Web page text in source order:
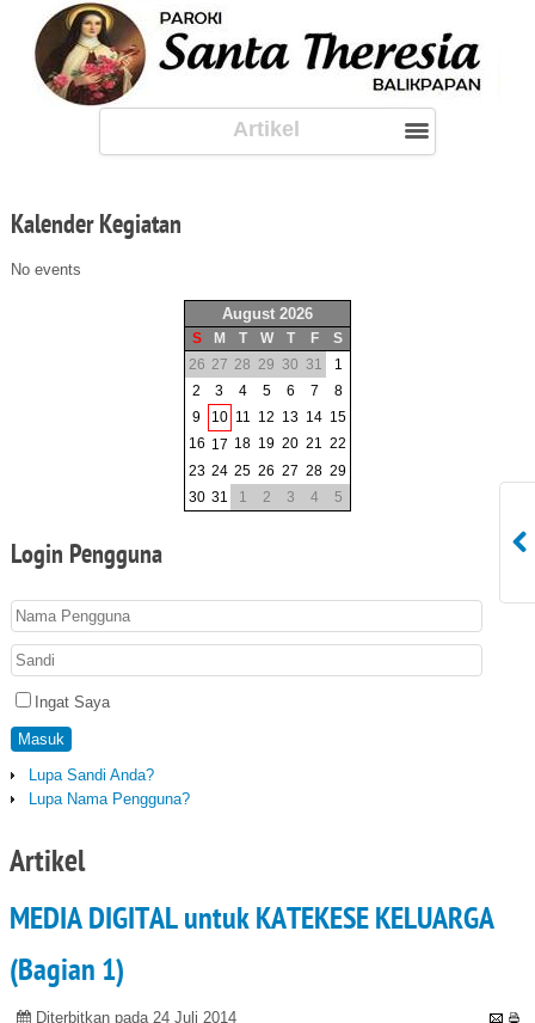
Artikel
KalenderKegiatan
No events
August 2026
S M T W T F
S
26 27 28 29 30 31
1
2
3 4 5 6 7
8
9
10 11 12 13 14 15
16 17 18 19 20 21 22
23 24 25 26 27 28 29
30 31 1 2 3 4 5
Login Pengguna
Ingat Saya
Masuk
Lupa Sandi Anda?
Lupa Nama Pengguna?
Artikel
MEDIA DIGITAL untuk KATEKESE KELUARGA
(Bagian 1)
Diterbitkan pada 24 Juli 2014